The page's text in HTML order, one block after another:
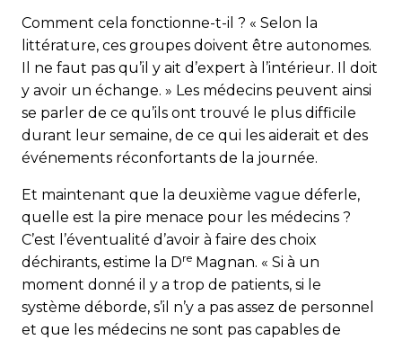
Comment cela fonctionne-t-il ? « Selon la
littérature, ces groupes doivent être autonomes.
Il ne faut pas qu’il y ait d’expert à l’intérieur. Il doit
y avoir un échange. » Les médecins peuvent ainsi
se parler de ce qu’ils ont trouvé le plus difficile
durant leur semaine, de ce qui les aiderait et des
événements réconfortants de la journée.
Et maintenant que la deuxième vague déferle,
quelle est la pire menace pour les médecins ?
C’est l’éventualité d’avoir à faire des choix
déchirants, estime la Dre Magnan. « Si à un
moment donné il y a trop de patients, si le
système déborde, s’il n’y a pas assez de personnel
et que les médecins ne sont pas capables de